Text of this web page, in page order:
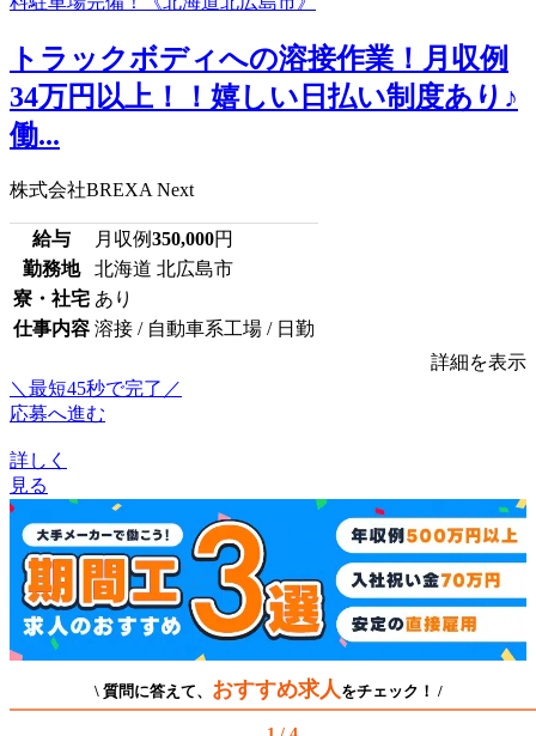
トラックボディへの溶接作業！月収例
34万円以上！！嬉しい日払い制度あり♪
働...
株式会社BREXA Next
給与 月収例350,000円
勤務地
北海道 北広島市
寮・社宅 あり
仕事内容 溶接 / 自動車系工場 / 日勤
詳細を表示
＼最短45秒で完了／
応募へ進む
詳しく
見る
\ 質問に答えて、 おすすめ求人 をチェック！ /